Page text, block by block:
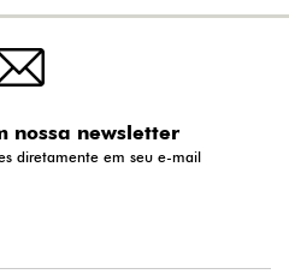
nossa newsletter
diretamente em seu e-mail